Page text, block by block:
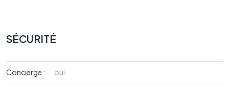
SÉCURITÉ
Concierge : oui